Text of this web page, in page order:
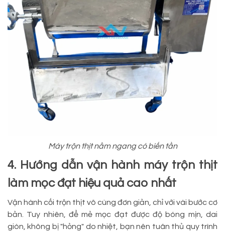
Máy trộn thịt nằm ngang có biến tần
4. Hướng dẫn vận hành máy trộn thịt
làm mọc đạt hiệu quả cao nhất
Vận hành cối trộn thịt vô cùng đơn giản, chỉ với vài bước cơ
bản. Tuy nhiên, để mẻ mọc đạt được độ bóng mịn, dai
giòn, không bị "hỏng" do nhiệt, bạn nên tuân thủ quy trình